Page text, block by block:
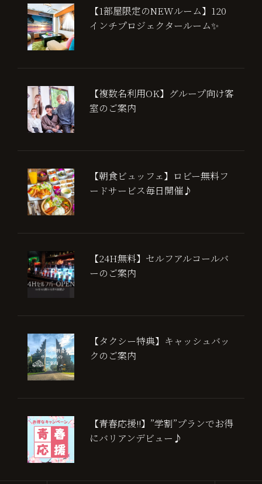
【1部屋限定のNEWルーム】120
インチプロジェクタールーム✨
【複数名利用OK】グループ向け客
室のご案内
【朝食ビュッフェ】ロビー無料フ
ードサービス毎日開催♪
【24H無料】セルフアルコールバ
ーのご案内
【タクシー特典】キャッシュバッ
クのご案内
【青春応援!!】”学割”プランでお得
にバリアンデビュー♪